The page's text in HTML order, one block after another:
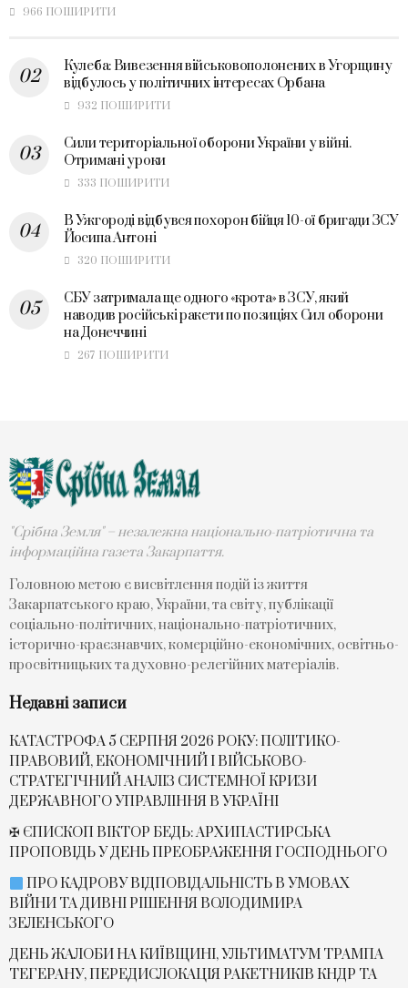
966 ПОШИРИТИ
Кулеба: Вивезення військовополонених в Угорщину
відбулось у політичних інтересах Орбана
932 ПОШИРИТИ
Сили територіальної оборони України у війні.
Отримані уроки
333 ПОШИРИТИ
В Ужгороді відбувся похорон бійця 10-ої бригади ЗСУ
Йосипа Антоні
320 ПОШИРИТИ
СБУ затримала ще одного «крота» в ЗСУ, який
наводив російські ракети по позиціях Сил оборони
на Донеччині
267 ПОШИРИТИ
"Срібна Земля" – незалежна національно-патріотична та
інформаційна газета Закарпаття.
Головною метою є висвітлення подій із життя
Закарпатського краю, України, та світу, публікації
соціально-політичних, національно-патріотичних,
історично-краєзнавчих, комерційно-економічних, освітньо-
просвітницьких та духовно-релегійних матеріалів.
Недавні записи
КАТАСТРОФА 5 СЕРПНЯ 2026 РОКУ: ПОЛІТИКО-
ПРАВОВИЙ, ЕКОНОМІЧНИЙ І ВІЙСЬКОВО-
СТРАТЕГІЧНИЙ АНАЛІЗ СИСТЕМНОЇ КРИЗИ
ДЕРЖАВНОГО УПРАВЛІННЯ В УКРАЇНІ
✠ ЄПИСКОП ВІКТОР БЕДЬ: АРХИПАСТИРСЬКА
ПРОПОВІДЬ У ДЕНЬ ПРЕОБРАЖЕННЯ ГОСПОДНЬОГО
ПРО КАДРОВУ ВІДПОВІДАЛЬНІСТЬ В УМОВАХ
ВІЙНИ ТА ДИВНІ РІШЕННЯ ВОЛОДИМИРА
ЗЕЛЕНСЬКОГО
ДЕНЬ ЖАЛОБИ НА КИЇВЩИНІ, УЛЬТИМАТУМ ТРАМПА
ТЕГЕРАНУ, ПЕРЕДИСЛОКАЦІЯ РАКЕТНИКІВ КНДР ТА